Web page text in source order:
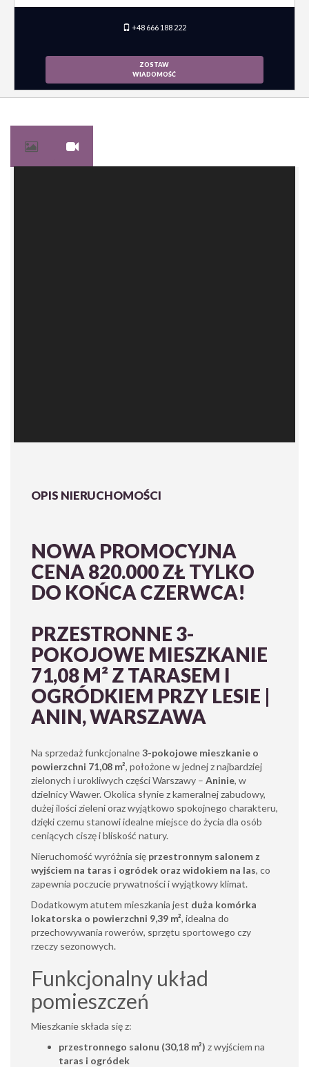
+48 666 188 222
ZOSTAW
WIADOMOŚĆ
OPIS NIERUCHOMOŚCI
NOWA PROMOCYJNA
CENA 820.000 ZŁ TYLKO
DO KOŃCA CZERWCA!
PRZESTRONNE 3-
POKOJOWE MIESZKANIE
71,08 M² Z TARASEM I
OGRÓDKIEM PRZY LESIE |
ANIN, WARSZAWA
Na sprzedaż funkcjonalne3-pokojowe mieszkanie o
powierzchni 71,08 m², położone w jednej z najbardziej
zielonych i urokliwych części Warszawy – Aninie, w
dzielnicy Wawer. Okolica słynie z kameralnej zabudowy,
dużej ilości zieleni oraz wyjątkowo spokojnego charakteru,
dzięki czemu stanowi idealne miejsce do życia dla osób
ceniących ciszę i bliskość natury.
Nieruchomość wyróżnia się przestronnym salonem z
wyjściem na taras i ogródek oraz widokiem na las, co
zapewnia poczucie prywatności i wyjątkowy klimat.
Dodatkowym atutem mieszkania jest duża komórka
lokatorska o powierzchni 9,39 m², idealna do
przechowywania rowerów, sprzętu sportowego czy
rzeczy sezonowych.
Funkcjonalny układ
pomieszczeń
Mieszkanie składa się z:
przestronnego salonu (30,18 m²) z wyjściem na
taras i ogródek